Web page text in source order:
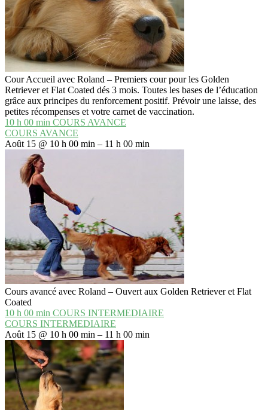
Cour Accueil avec Roland – Premiers cour pour les Golden
Retriever et Flat Coated dés 3 mois. Toutes les bases de l’éducation
grâce aux principes du renforcement positif. Prévoir une laisse, des
petites récompenses et votre carnet de vaccination.
10 h 00 min COURS AVANCE
COURS AVANCE
Août 15 @ 10 h 00 min – 11 h 00 min
Cours avancé avec Roland – Ouvert aux Golden Retriever et Flat
Coated
10 h 00 min COURS INTERMEDIAIRE
COURS INTERMEDIAIRE
Août 15 @ 10 h 00 min – 11 h 00 min